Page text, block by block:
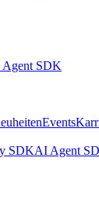
SDK
Events
SDKAI Agent